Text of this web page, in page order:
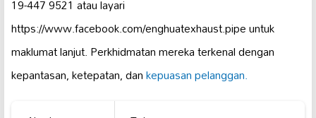
19-447 9521 atau layari
https://www.facebook.com/enghuatexhaust.pipe untuk
maklumat lanjut. Perkhidmatan mereka terkenal dengan
kepantasan, ketepatan, dankepuasan pelanggan.